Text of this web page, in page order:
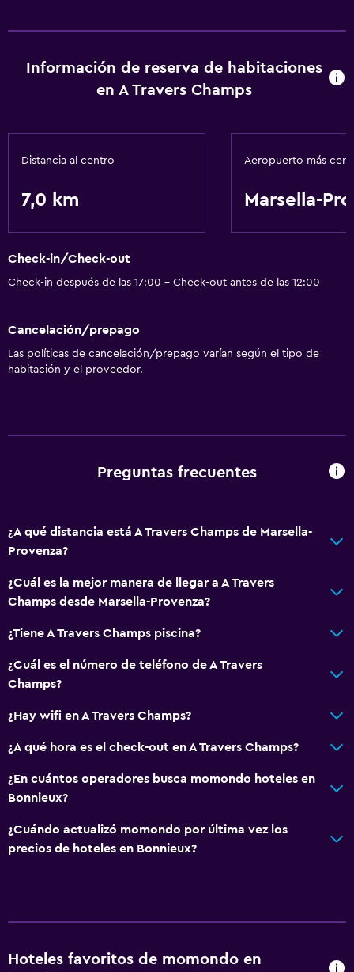
Información de reserva de habitaciones
en A Travers Champs
Distancia al centro
7,0 km
Aeropuerto más
Marsella-
Check-in/Check-out
Check-in después de las 17:00 - Check-out antes de las 12:00
Cancelación/prepago
Las políticas de cancelación/prepago varían según el tipo de
habitación y el proveedor.
Preguntas frecuentes
¿A qué distancia está A Travers Champs de Marsella-
Provenza?
¿Cuál es la mejor manera de llegar a A Travers
Champs desde Marsella-Provenza?
¿Tiene A Travers Champs piscina?
¿Cuál es el número de teléfono de A Travers
Champs?
¿Hay wifi en A Travers Champs?
¿A qué hora es el check-out en A Travers Champs?
¿En cuántos operadores busca momondo hoteles en
Bonnieux?
¿Cuándo actualizó momondo por última vez los
precios de hoteles en Bonnieux?
Hoteles favoritos de momondo en